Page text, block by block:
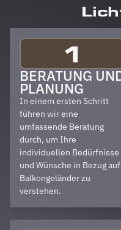
1
BERATUNG
PLANUNG
In einem ersten Schritt
führen wir eine
umfassende Beratung
durch, um Ihre
individuellen Bedürfnisse
und Wünsche in Bezug auf
Balkongeländer zu
verstehen.